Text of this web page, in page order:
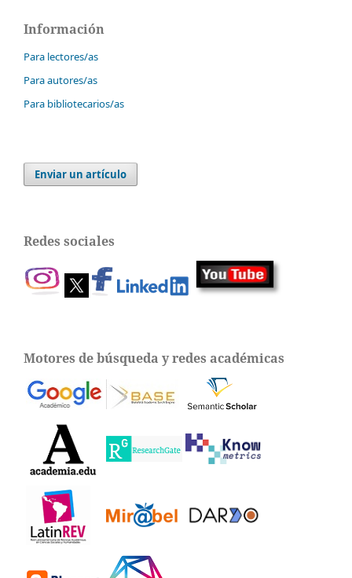
Información
Para lectores/as
Para autores/as
Para bibliotecarios/as
Enviar un artículo
Redes sociales
Motores de búsqueda y redes académicas